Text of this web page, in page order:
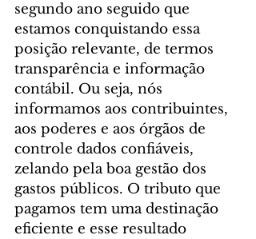
segundo ano seguido que
estamos conquistando essa
posição relevante, de termos
transparência e informação
contábil. Ou seja, nós
informamos aos contribuintes,
aos poderes e aos órgãos de
controle dados confiáveis,
zelando pela boa gestão dos
gastos públicos. O tributo que
pagamos tem uma destinação
eficiente e esse resultado